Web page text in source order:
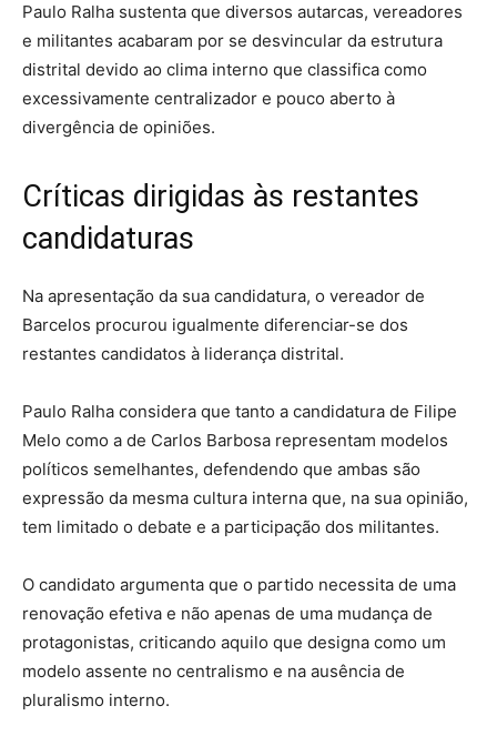
Paulo Ralha sustenta que diversos autarcas, vereadores
e militantes acabaram por se desvincular da estrutura
distrital devido ao clima interno que classifica como
excessivamente centralizador e pouco aberto à
divergência de opiniões.
Críticas dirigidas às restantes
candidaturas
Na apresentação da sua candidatura, o vereador de
Barcelos procurou igualmente diferenciar-se dos
restantes candidatos à liderança distrital.
Paulo Ralha considera que tanto a candidatura de Filipe
Melo como a de Carlos Barbosa representam modelos
políticos semelhantes, defendendo que ambas são
expressão da mesma cultura interna que, na sua opinião,
tem limitado o debate e a participação dos militantes.
O candidato argumenta que o partido necessita de uma
renovação efetiva e não apenas de uma mudança de
protagonistas, criticando aquilo que designa como um
modelo assente no centralismo e na ausência de
pluralismo interno.